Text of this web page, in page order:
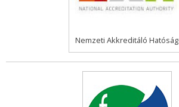
Nemzeti Akkreditáló Hatóság